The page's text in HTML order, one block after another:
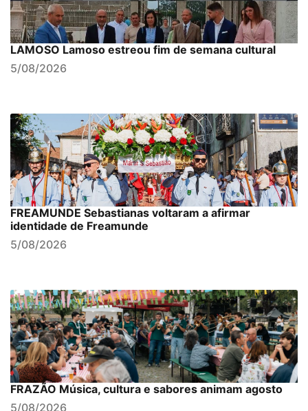
LAMOSO Lamoso estreou fim de semana cultural
5/08/2026
FREAMUNDE Sebastianas voltaram a afirmar
identidade de Freamunde
5/08/2026
FRAZÃO Música, cultura e sabores animam agosto
5/08/2026